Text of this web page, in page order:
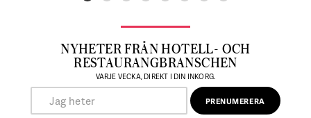
NYHETER FRÅN HOTELL- OCH
RESTAURANGBRANSCHEN
VARJE VECKA, DIREKT I DIN INKORG.